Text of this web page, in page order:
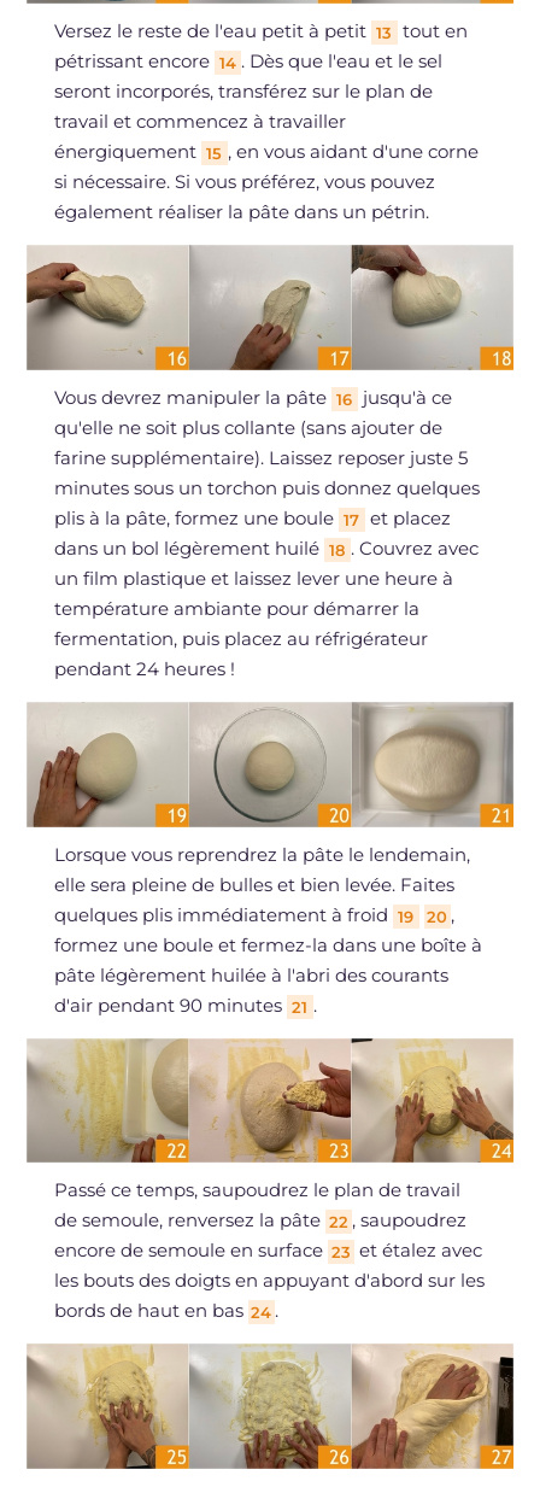
Versez le reste de l'eau petit à petit 13
tout en
pétrissant encore 14 . Dès que l'eau et le sel
seront incorporés, transférez sur le plan de
travail et commencez à travailler
énergiquement 15 , en vous aidant d'une corne
si nécessaire. Si vous préférez, vous pouvez
également réaliser la pâte dans un pétrin.
Vous devrez manipuler la pâte 16
jusqu'à ce
qu'elle ne soit plus collante (sans ajouter de
farine supplémentaire). Laissez reposer juste 5
minutes sous un torchon puis donnez quelques
plis à la pâte, formez une boule 17 et placez
dans un bol légèrement huilé 18 . Couvrez avec
un film plastique et laissez lever une heure à
température ambiante pour démarrer la
fermentation, puis placez au réfrigérateur
pendant 24 heures !
Lorsque vous reprendrez la pâte le lendemain,
elle sera pleine de bulles et bien levée. Faites
quelques plis immédiatement à froid 19 20 ,
formez une boule et fermez-la dans une boîte à
pâte légèrement huilée à l'abri des courants
d'air pendant 90 minutes 21 .
Passé ce temps, saupoudrez le plan de travail
de semoule, renversez la pâte 22 , saupoudrez
encore de semoule en surface 23 et étalez avec
les bouts des doigts en appuyant d'abord sur les
bords de haut en bas 24 .